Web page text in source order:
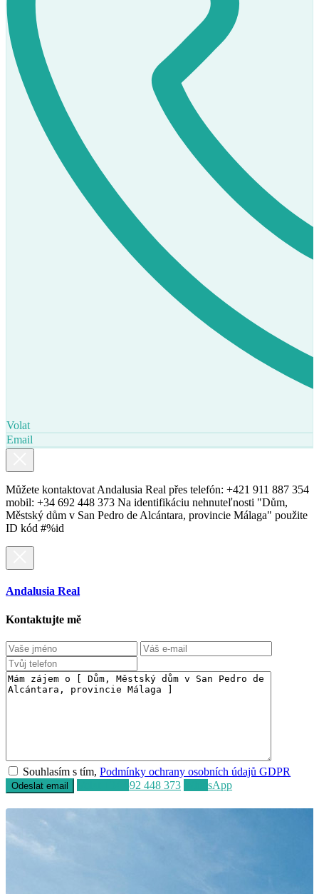
Volat
Email
Můžete kontaktovat Andalusia Real přes telefón: +421 911 887 354
mobil: +34 692 448 373 Na identifikáciu nehnuteľnosti "Dům,
Městský dům v San Pedro de Alcántara, provincie Málaga" použite
ID kód #%id
Andalusia Real
Kontaktujte mě
Souhlasím s tím,Podmínky ochrany osobních údajů GDPR
+34 692 448 373 WhatsApp